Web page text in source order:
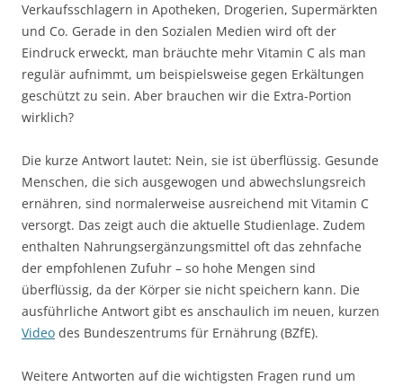
Verkaufsschlagern in Apotheken, Drogerien, Supermärkten
und Co. Gerade in den Sozialen Medien wird oft der
Eindruck erweckt, man bräuchte mehr Vitamin C als man
regulär aufnimmt, um beispielsweise gegen Erkältungen
geschützt zu sein. Aber brauchen wir die Extra-Portion
wirklich?
Die kurze Antwort lautet: Nein, sie ist überflüssig. Gesunde
Menschen, die sich ausgewogen und abwechslungsreich
ernähren, sind normalerweise ausreichend mit Vitamin C
versorgt. Das zeigt auch die aktuelle Studienlage. Zudem
enthalten Nahrungsergänzungsmittel oft das zehnfache
der empfohlenen Zufuhr – so hohe Mengen sind
überflüssig, da der Körper sie nicht speichern kann. Die
ausführliche Antwort gibt es anschaulich im neuen, kurzen
Video des Bundeszentrums für Ernährung (BZfE).
Weitere Antworten auf die wichtigsten Fragen rund um